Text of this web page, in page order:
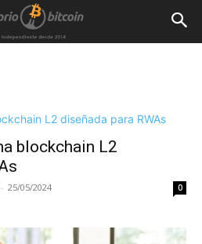
blockchain L2
- 25/05/2024 0